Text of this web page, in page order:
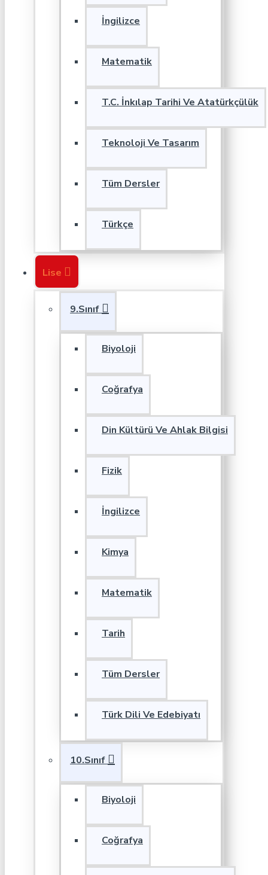
İngilizce
Matematik
T.C. İnkılap Tarihi Ve Atatürkçülük
Teknoloji Ve Tasarım
Tüm Dersler
Türkçe
Lise
9.Sınıf
Biyoloji
Coğrafya
Din Kültürü Ve Ahlak Bilgisi
Fizik
İngilizce
Kimya
Matematik
Tarih
Tüm Dersler
Türk Dili Ve Edebiyatı
10.Sınıf
Biyoloji
Coğrafya